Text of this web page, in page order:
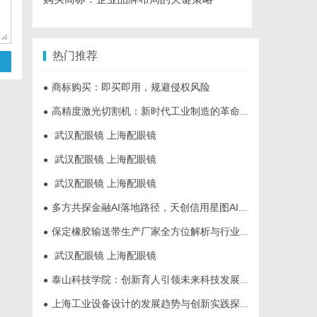
热门推荐
● 商标购买：即买即用，规避侵权风险
● 高精度激光切割机：新时代工业制造的革命者
● 武汉配眼镜 上海配眼镜
● 武汉配眼镜 上海配眼镜
● 武汉配眼镜 上海配眼镜
● 多方共探金融AI落地路径，天创信用星图AI助力产业金融智能升级
● 保定橡胶输送带生产厂家全方位解析与行业发展前景
● 武汉配眼镜 上海配眼镜
● 泰山科技学院：创新育人引领未来科技发展新高地
● 上海工业设备设计的发展趋势与创新实践探索